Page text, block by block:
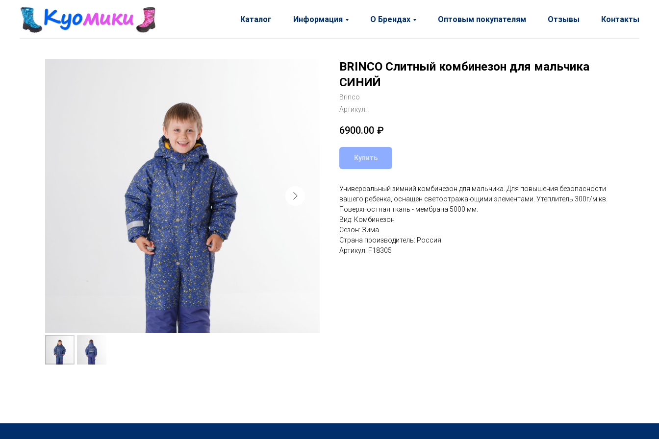
Каталог Информация О Брендах Оптовым покупателям Отзывы Контакты
BRINCO Слитный комбинезон для мальчика
СИНИЙ
Brinco
Артикул:
6900.00 ₽
Купить
Универсальный зимний комбинезон для мальчика. Для повышения безопасности
вашего ребенка, оснащен светоотражающими элементами. Утеплитель 300г/м.кв.
Поверхностная ткань - мембрана 5000 мм.
Вид: Комбинезон
Сезон: Зима
Страна производитель: Россия
Артикул: F18305